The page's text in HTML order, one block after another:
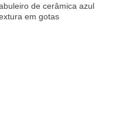
Spanish
de cerâmica azul
em gotas